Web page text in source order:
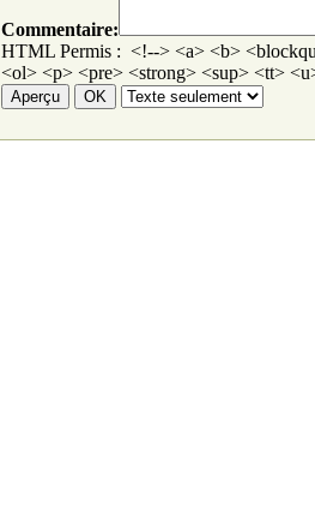
Commentaire:
HTML Permis : <!--> <a> <b>
<ol> <p> <pre> <strong> <sup> <tt>